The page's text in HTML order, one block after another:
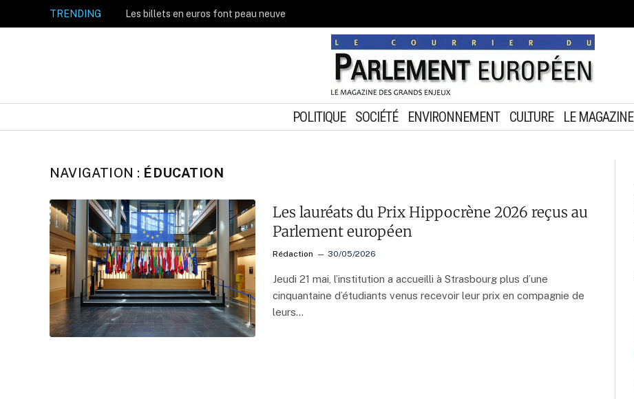
TRENDING Les billets en euros font peau neuve
POLITIQUE SOCIÉTÉ ENVIRONNEMENT CULTURE LE MAGAZINE
NAVIGATION : ÉDUCATION
Les lauréats du Prix Hippocrène 2026 reçus au
Parlement européen
Rédaction 30/05/2026
Jeudi 21 mai, l’institution a accueilli à Strasbourg plus d’une
cinquantaine d’étudiants venus recevoir leur prix en compagnie de
leurs…